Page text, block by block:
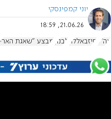
יוני קמפינסקי
21.06.26, 18:59
צה"ל חיזבאללה לבנון מבצע "שאגת הארי"